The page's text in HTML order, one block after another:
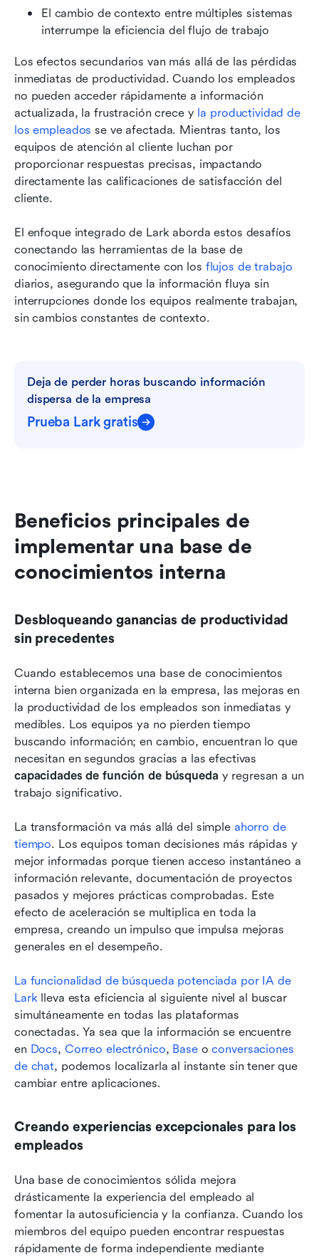
El cambio de contexto entre múltiples sistemas
interrumpe la eficiencia del flujo de trabajo
Los efectos secundarios van más allá de las pérdidas
inmediatas de productividad. Cuando los empleados
no pueden acceder rápidamente a información
actualizada, la frustración crece y la productividad de
los empleados se ve afectada. Mientras tanto, los
equipos de atención al cliente luchan por
proporcionar respuestas precisas, impactando
directamente las calificaciones de satisfacción del
cliente.
El enfoque integrado de Lark aborda estos desafíos
conectando las herramientas de la base de
conocimiento directamente con los flujos de trabajo
diarios, asegurando que la información fluya sin
interrupciones donde los equipos realmente trabajan,
sin cambios constantes de contexto.
Deja de perder horas buscando información
dispersa de la empresa
Prueba Lark gratis
Beneficios principales de
implementar una base de
conocimientos interna
Desbloqueando ganancias de productividad
sin precedentes
Cuando establecemos una base de conocimientos
interna bien organizada en la empresa, las mejoras en
la productividad de los empleados son inmediatas y
medibles. Los equipos ya no pierden tiempo
buscando información; en cambio, encuentran lo que
capacidades de función de búsqueda y regresan a un
trabajo significativo.
La transformación va más allá del simple ahorro de
tiempo. Los equipos toman decisiones más rápidas y
mejor informadas porque tienen acceso instantáneo a
información relevante, documentación de proyectos
pasados y mejores prácticas comprobadas. Este
efecto de aceleración se multiplica en toda la
empresa, creando un impulso que impulsa mejoras
generales en el desempeño.
La funcionalidad de búsqueda potenciada por IA de
Lark lleva esta eficiencia al siguiente nivel al buscar
simultáneamente en todas las plataformas
conectadas. Ya sea que la información se encuentre
en Docs, Correo electrónico, Base o conversaciones
de chat, podemos localizarla al instante sin tener que
cambiar entre aplicaciones.
Creando experiencias excepcionales para los
empleados
Una base de conocimientos sólida mejora
drásticamente la experiencia del empleado al
fomentar la autosuficiencia y la confianza. Cuando los
miembros del equipo pueden encontrar respuestas
rápidamente de forma independiente mediante